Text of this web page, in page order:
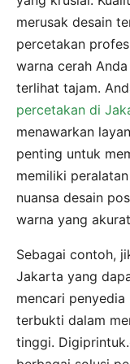
merusak desain
percetakan
warna cerah
terlihat tajam.
percetakan di
menawarkan
penting untuk
memiliki
nuansa desain
warna yang
Sebagai contoh,
Jakarta yang
mencari
terbukti dalam
tinggi.